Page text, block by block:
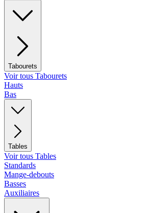
Tabourets
Voir tous Tabourets
Hauts
Bas
Tables
Voir tous Tables
Standards
Mange-debouts
Basses
Auxiliaires